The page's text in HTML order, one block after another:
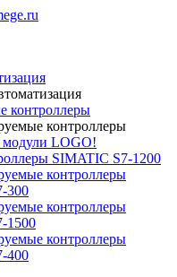
контроллеры
контроллеры
модули LOGO!
SIMATIC S7-1200
контроллеры
300
контроллеры
1500
контроллеры
400